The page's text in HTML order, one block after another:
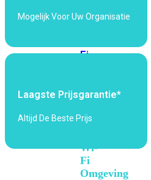
Wi-
Fi
6EWi-
7
Wi-
Fi
Omgeving
Mogelijk Voor Uw Organisatie
Laagste Prijsgarantie*
Altijd De Beste Prijs